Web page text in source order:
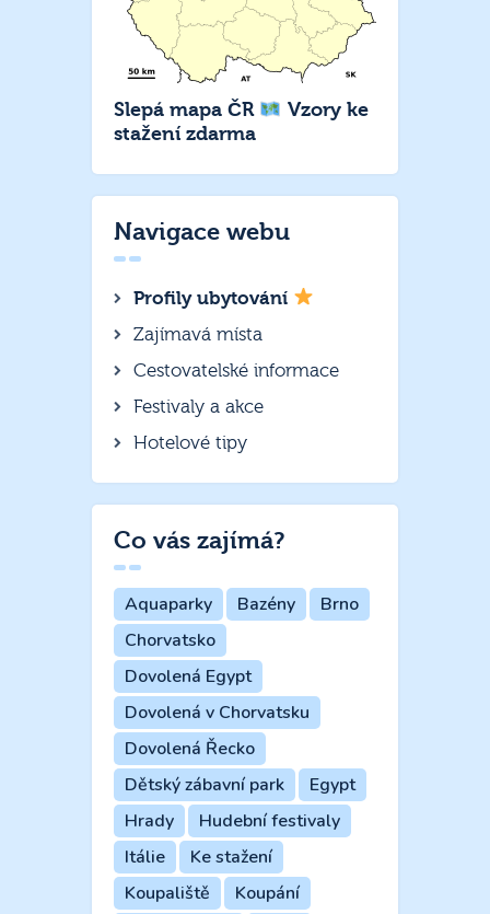
Slepá mapa ČR
Vzory ke
stažení zdarma
Navigace webu
Profily ubytování
Zajímavá místa
Cestovatelské informace
Festivaly a akce
Hotelové tipy
Co vás zajímá?
Aquaparky Bazény
Brno
Chorvatsko
Dovolená Egypt
Dovolená v Chorvatsku
Dovolená Řecko
Dětský zábavní park
Egypt
Hrady
Hudební festivaly
Itálie
Ke stažení
Koupaliště
Koupání